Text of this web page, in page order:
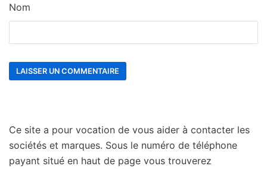
Nom
Ce site a pour vocation de vous aider à contacter les
sociétés et marques. Sous le numéro de téléphone
payant situé en haut de page vous trouverez